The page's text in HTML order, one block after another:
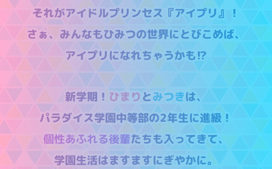
それがアイドルプリンセス『アイプリ』！
さぁ、みんなもひみつの世界にとびこめば、
アイプリになれちゃうかも⁉
新学期！ ひまりとみつきは、
パラダイス学園中等部の2年生に進級！
個性あふれる後輩たちも入ってきて、
学園生活はますますにぎやかに。